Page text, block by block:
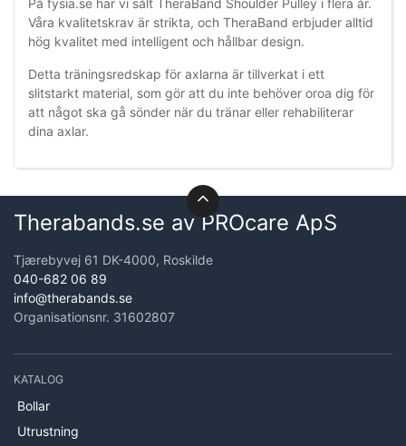
På fysia.se har vi sålt TheraBand Shoulder Pulley i flera år.
Våra kvalitetskrav är strikta, och TheraBand erbjuder alltid
hög kvalitet med intelligent och hållbar design.
Detta träningsredskap för axlarna är tillverkat i ett
slitstarkt material, som gör att du inte behöver oroa dig för
att något ska gå sönder när du tränar eller rehabiliterar
dina axlar.
Therabands.se av PROcare ApS
Tjærebyvej 61 DK-4000, Roskilde
040-682 06 89
info@therabands.se
Organisationsnr. 31602807
KATALOG
Bollar
Utrustning